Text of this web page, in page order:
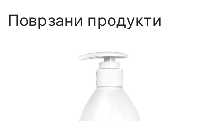
Поврзани продукти